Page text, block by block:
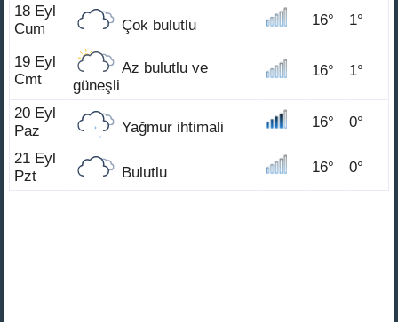
18 Eyl
Cum
Çok bulutlu 16° 1°
19 Eyl
Cmt
Az bulutlu ve
güneşli
16° 1°
20 Eyl
Paz
Yağmur ihtimali 16° 0°
21 Eyl
Pzt
Bulutlu 16° 0°